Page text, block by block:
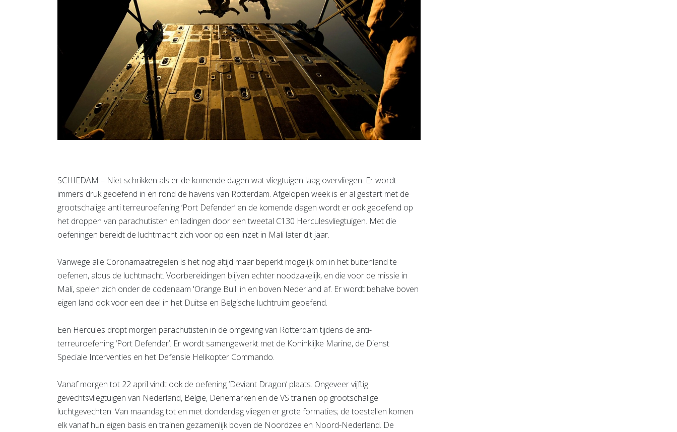
SCHIEDAM – Niet schrikken als er de komende dagen wat vliegtuigen laag overvliegen. Er wordt
immers druk geoefend in en rond de havens van Rotterdam. Afgelopen week is er al gestart met de
grootschalige anti terreuroefening ‘Port Defender’ en de komende dagen wordt er ook geoefend op
het droppen van parachutisten en ladingen door een tweetal C130 Herculesvliegtuigen. Met die
oefeningen bereidt de luchtmacht zich voor op een inzet in Mali later dit jaar.
Vanwege alle Coronamaatregelen is het nog altijd maar beperkt mogelijk om in het buitenland te
oefenen, aldus de luchtmacht. Voorbereidingen blijven echter noodzakelijk, en die voor de missie in
Mali, spelen zich onder de codenaam 'Orange Bull' in en boven Nederland af. Er wordt behalve boven
eigen land ook voor een deel in het Duitse en Belgische luchtruim geoefend.
Een Hercules dropt morgen parachutisten in de omgeving van Rotterdam tijdens de anti-
terreuroefening ‘Port Defender’. Er wordt samengewerkt met de Koninklijke Marine, de Dienst
Speciale Interventies en het Defensie Helikopter Commando.
Vanaf morgen tot 22 april vindt ook de oefening ‘Deviant Dragon’ plaats. Ongeveer vijftig
gevechtsvliegtuigen van Nederland, België, Denemarken en de VS trainen op grootschalige
luchtgevechten. Van maandag tot en met donderdag vliegen er grote formaties; de toestellen komen
elk vanaf hun eigen basis en trainen gezamenlijk boven de Noordzee en Noord-Nederland. De